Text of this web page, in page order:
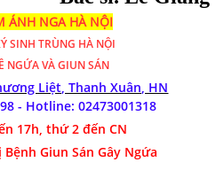
ÁNH NGA HÀ NỘI
SINH TRÙNG HÀ NỘI
NGỨA VÀ GIUN SÁN
Liệt, Thanh Xuân, HN
- Hotline:02473001318
17h, thứ 2 đến CN
Giun Sán Gây Ngứa